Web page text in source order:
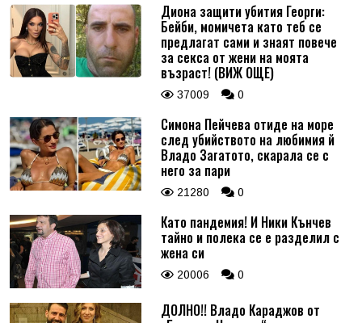
Диона защити убития Георги:
Бейби, момичета като теб се
предлагат сами и знаят повече
за секса от жени на моята
възраст! (ВИЖ ОЩЕ)
37009 0
Симона Пейчева отиде на море
след убийството на любимия й
Владо Загатото, скарала се с
него за пари
21280 0
Като пандемия! И Ники Кънчев
тайно и полека се е разделил с
жена си
20006 0
ДОЛНО!! Владо Караджов от